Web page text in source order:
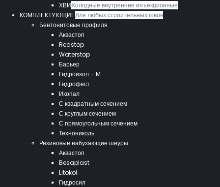
ХВИХолодные внутренние инъекционные
КОМПЛЕКТУЮЩИЕДля любых строительных швов
Бентонитовые профиля
Аквастоп
Redstop
Waterstop
Барьер
Гидроизол – М
Гидрофест
Икопал
С квадратным сечением
С круглым сечением
С прямоугольным сечением
Технониколь
Резиновые набухающие шнуры
Аквастоп
Besaplast
Litokol
Гидросил